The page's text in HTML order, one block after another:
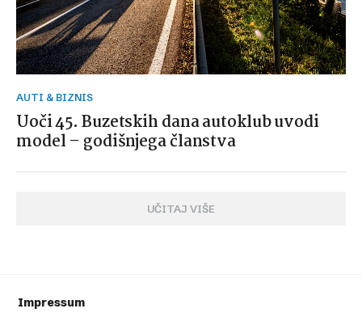
AUTI & BIZNIS
Uoči 45. Buzetskih dana autoklub uvodi
model – godišnjega članstva
UČITAJ VIŠE
Impressum